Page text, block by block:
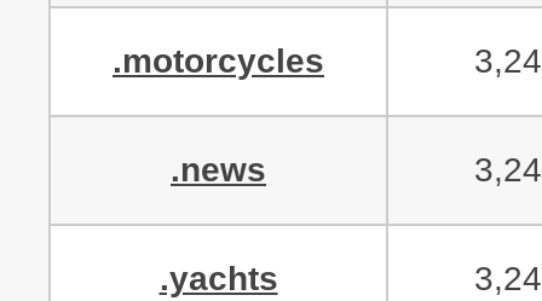
.motorcycles
.news
.yachts